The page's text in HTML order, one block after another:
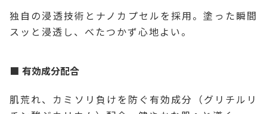
独自の浸透技術とナノカプセルを採用。塗った瞬間
スッと浸透し、べたつかず心地よい。
有効成分配合
肌荒れ、カミソリ負けを防ぐ有効成分（グリチルリ